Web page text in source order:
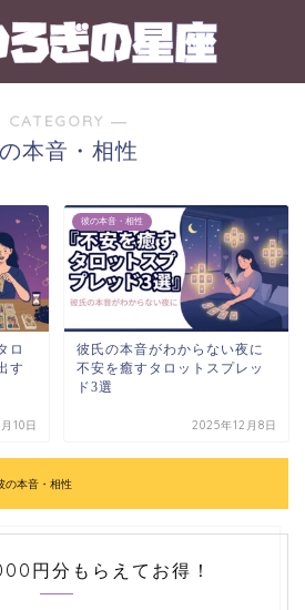
―
本音・相性
ロ
す
10日
彼の本音・相性
彼氏の本音がわからない夜に
不安を癒すタロットスプレッ
ド3選
2025年12月8日
の本音・相性
円分もらえてお得！